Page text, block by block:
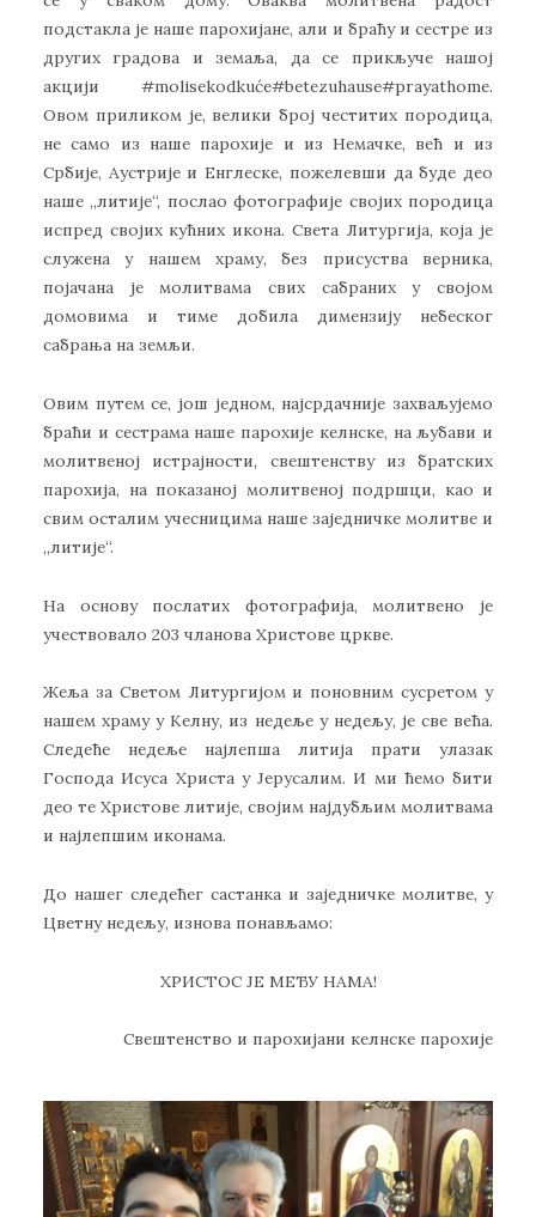
подстакла је наше парохијане, али и браћу и сестре из
других градова и земаља, да се прикључе нашој
акцији #molisekodkuće#betezuhause#prayathome.
Овом приликом је, велики број честитих породица,
не само из наше парохије и из Немачке, већ и из
Србије, Аустрије и Енглеске, пожелевши да буде део
наше ,,литије“, послао фотографије својих породица
испред својих кућних икона. Света Литургија, која је
служена у нашем храму, без присуства верника,
појачана је молитвама свих сабраних у својом
домовима и тиме добила димензију небеског
сабрања на земљи.
Овим путем се, још једном, најсрдачније захваљујемо
браћи и сестрама наше парохије келнске, на љубави и
молитвеној истрајности, свештенству из братских
парохија, на показаној молитвеној подршци, као и
свим осталим учесницима наше заједничке молитве и
,,литије“.
На основу послатих фотографија, молитвено је
учествовало 203 чланова Христове цркве.
Жеља за Светом Литургијом и поновним сусретом у
нашем храму у Келну, из недеље у недељу, је све већа.
Следеће недеље најлепша литија прати улазак
Господа Исуса Христа у Јерусалим. И ми ћемо бити
део те Христове литије, својим најдубљим молитвама
и најлепшим иконама.
До нашег следећег састанка и заједничке молитве, у
Цветну недељу, изнова понављамо:
ХРИСТОС ЈЕ МЕЂУ НАМА!
Свештенство и парохијани келнске парохије